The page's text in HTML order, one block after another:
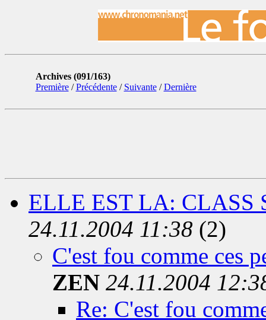
Archives (091/163)
Première/Précédente/ Suivante/Dernière
ELLE EST LA: CLASS
24.11.2004 11:38 (2)
C'est fou comme ces
ZEN 24.11.2004
Re: C'est fou